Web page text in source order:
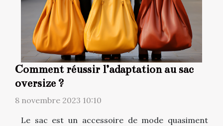
Comment réussir l’adaptation au sac
oversize ?
8 novembre 2023 10:10
Le sac est un accessoire de mode quasiment